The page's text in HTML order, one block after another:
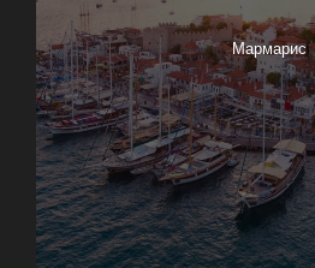
Мармарис